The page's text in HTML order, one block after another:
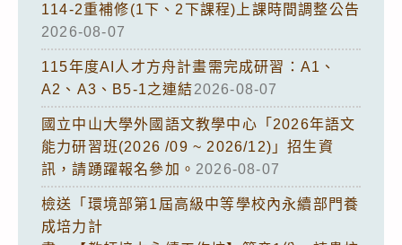
114-2重補修(1下、2下課程)上課時間調整公告
2026-08-07
115年度AI人才方舟計畫需完成研習：A1、
A2、A3、B5-1之連結2026-08-07
國立中山大學外國語文教學中心「2026年語文
能力研習班(2026 /09 ~ 2026/12)」招生資
訊，請踴躍報名參加。 2026-08-07
檢送「環境部第1屆高級中等學校內永續部門養
成培力計